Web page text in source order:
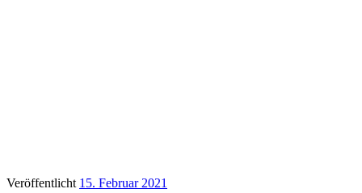
Veröffentlicht 15. Februar 2021